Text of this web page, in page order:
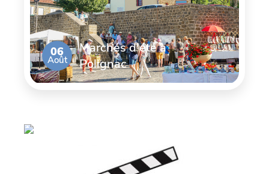
06
Août
Marchés d'été à
Polignac